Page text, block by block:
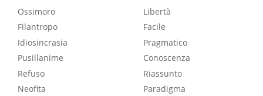
Ossimoro
Filantropo
Idiosincrasia
Pusillanime
Refuso
Neofita
Libertà
Facile
Pragmatico
Conoscenza
Riassunto
Paradigma